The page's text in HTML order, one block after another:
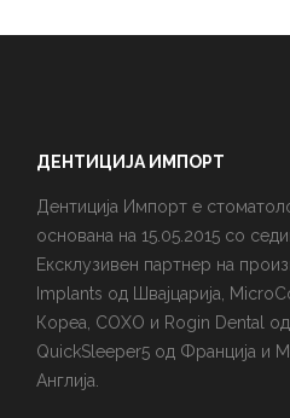
ДЕНТИЦИЈА ИМПОРТ
Дентиција Импорт е
основана на 15.05.2015 со
Ексклузивен партнер на
Implants од Швајцарија,
Кореа, COXO и Rogin Dental
QuickSleeper5 од Франција и
Англија.